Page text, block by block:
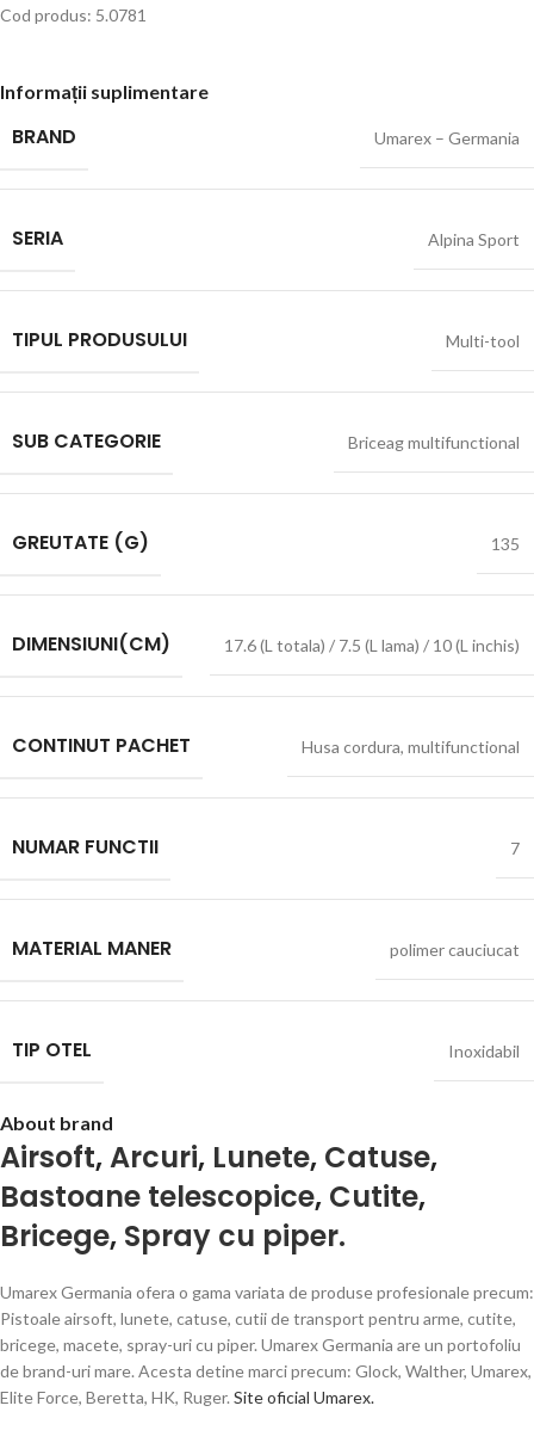
Cod produs: 5.0781
Informații suplimentare
BRAND Umarex – Germania
SERIA Alpina Sport
TIPUL PRODUSULUI Multi-tool
SUB CATEGORIE Briceag multifunctional
GREUTATE (G) 135
DIMENSIUNI(CM) 17.6 (L totala) / 7.5 (L lama) / 10 (L inchis)
CONTINUT PACHET Husa cordura, multifunctional
NUMAR FUNCTII 7
MATERIAL MANER polimer cauciucat
TIP OTEL Inoxidabil
About brand
Airsoft,Arcuri, Lunete, Catuse,
Bastoane telescopice, Cutite,
Bricege, Spray cu piper.
Umarex Germania ofera o gama variata de produse profesionale precum:
Pistoale airsoft, lunete, catuse, cutii de transport pentru arme, cutite,
bricege, macete, spray-uri cu piper. Umarex Germania are un portofoliu
de brand-uri mare. Acesta detine marci precum: Glock, Walther, Umarex,
Elite Force, Beretta, HK, Ruger. Site oficial Umarex.